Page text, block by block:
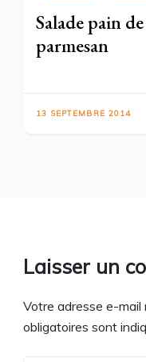
Salade pain
parmesan
13 SEPTEMBRE 2014
Laisser un
Votre adresse e-mail
obligatoires sont